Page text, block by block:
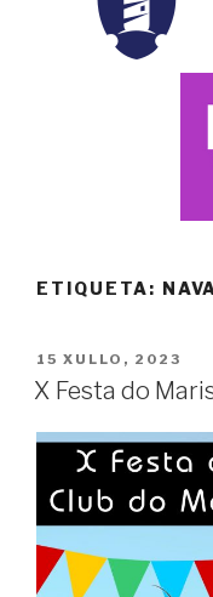
ETIQUETA:
POSTED
ON
15 XULLO, 2023
X Festa do